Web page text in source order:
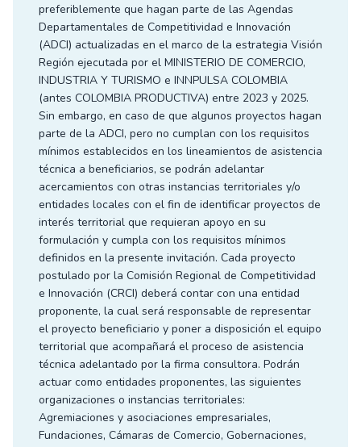
preferiblemente que hagan parte de las Agendas
Departamentales de Competitividad e Innovación
(ADCI) actualizadas en el marco de la estrategia Visión
Región ejecutada por el MINISTERIO DE COMERCIO,
INDUSTRIA Y TURISMO e INNPULSA COLOMBIA
(antes COLOMBIA PRODUCTIVA) entre 2023 y 2025.
Sin embargo, en caso de que algunos proyectos hagan
parte de la ADCI, pero no cumplan con los requisitos
mínimos establecidos en los lineamientos de asistencia
técnica a beneficiarios, se podrán adelantar
acercamientos con otras instancias territoriales y/o
entidades locales con el fin de identificar proyectos de
interés territorial que requieran apoyo en su
formulación y cumpla con los requisitos mínimos
definidos en la presente invitación. Cada proyecto
postulado por la Comisión Regional de Competitividad
e Innovación (CRCI) deberá contar con una entidad
proponente, la cual será responsable de representar
el proyecto beneficiario y poner a disposición el equipo
territorial que acompañará el proceso de asistencia
técnica adelantado por la firma consultora. Podrán
actuar como entidades proponentes, las siguientes
organizaciones o instancias territoriales:
Agremiaciones y asociaciones empresariales,
Fundaciones, Cámaras de Comercio, Gobernaciones,